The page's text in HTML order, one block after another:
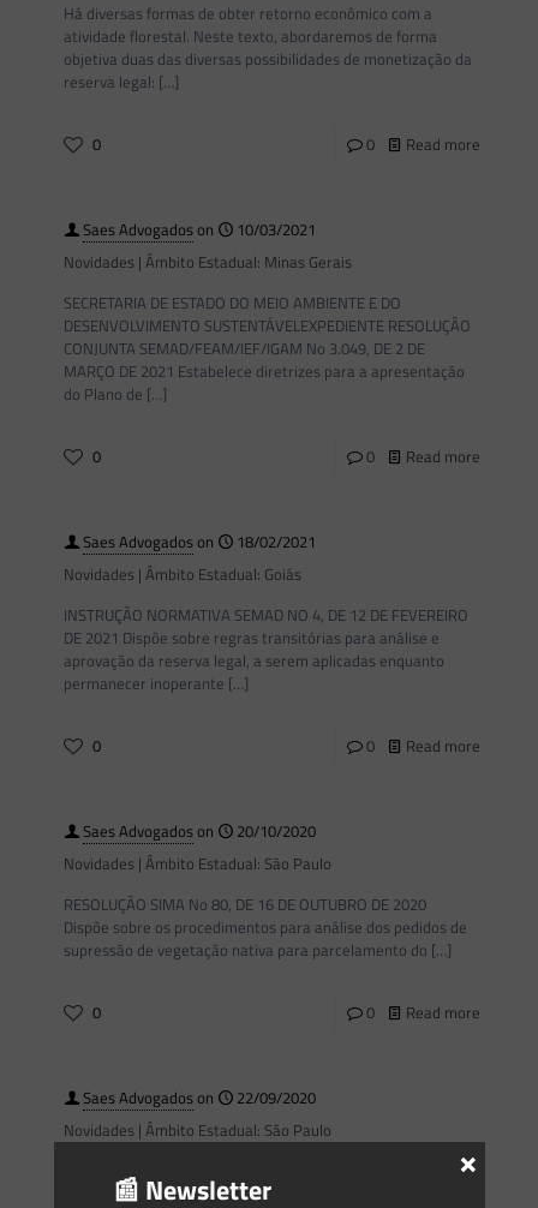
Há diversas formas de obter retorno econômico com a
atividade florestal. Neste texto, abordaremos de forma
objetiva duas das diversas possibilidades de monetização da
reserva legal: […]
0 0 Read more
Saes Advogadoson
10/03/2021
Novidades | Âmbito Estadual: Minas Gerais
SECRETARIA DE ESTADO DO MEIO AMBIENTE E DO
DESENVOLVIMENTO SUSTENTÁVELEXPEDIENTE RESOLUÇÃO
CONJUNTA SEMAD/FEAM/IEF/IGAM No 3.049, DE 2 DE
MARÇO DE 2021 Estabelece diretrizes para a apresentação
do Plano de […]
0 0 Read more
Saes Advogadoson
18/02/2021
Novidades | Âmbito Estadual: Goiás
INSTRUÇÃO NORMATIVA SEMAD NO 4, DE 12 DE FEVEREIRO
DE 2021 Dispõe sobre regras transitórias para análise e
aprovação da reserva legal, a serem aplicadas enquanto
permanecer inoperante […]
0 0 Read more
Saes Advogadoson
20/10/2020
Novidades | Âmbito Estadual: São Paulo
RESOLUÇÃO SIMA No 80, DE 16 DE OUTUBRO DE 2020
Dispõe sobre os procedimentos para análise dos pedidos de
supressão de vegetação nativa para parcelamento do […]
0 0 Read more
Saes Advogadoson
22/09/2020
Novidades | Âmbito Estadual: São Paulo
AGRICULTURA E ABASTECIMENTO GABINETE DO SECRETÁRIO
RESOLUÇÃO SAA No 55, DE 18 DE SETEMBRO DE 2020
📰 Newsletter
×